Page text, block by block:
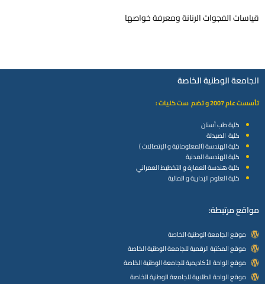
قياسات الفجوات الرنانة ومعرفة خواصها
الجامعة الوطنية الخاصة
تأسست عام 2007 و تضم ست كليات :
كلية طب أسنان
كلية الصيدلة
كلية الهندسة (المعلوماتية و الإتصالات )
كلية الهندسة المدنية
كلية هندسة العمارة و التخطيط العمراني
كلية العلوم الإدارية و المالية
مواقع مرتبطة:
موقع الجامعة الوطنية الخاصة
موقع المكتبة الرقمية للجامعة الوطنية الخاصة
موقع الواحة الأكاديمية للجامعة الوطنية الخاصة
موقع الواحة الطلابية للجامعة الوطنية الخاصة